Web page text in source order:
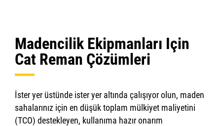
Madencilik Ekipmanları Için
Cat Reman Çözümleri
İster yer üstünde ister yer altında çalışıyor olun, maden
sahalarınız için en düşük toplam mülkiyet maliyetini
(TCO) destekleyen, kullanıma hazır onarım